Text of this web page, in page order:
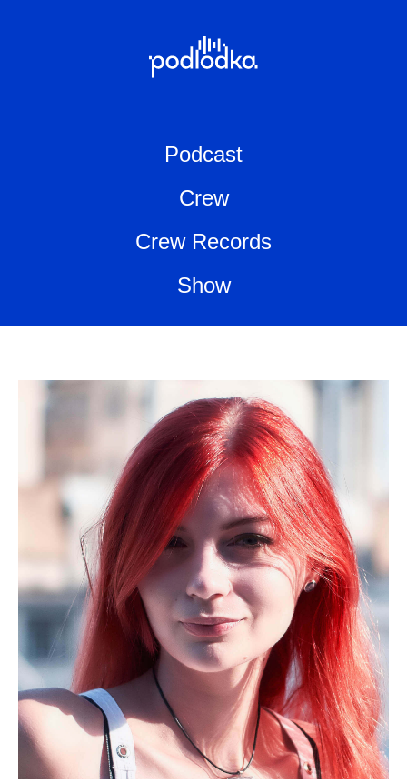
Podcast
Crew
Crew Records
Show